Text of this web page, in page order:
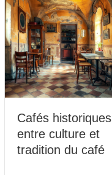
Cafés historiques :
entre culture et
tradition du café